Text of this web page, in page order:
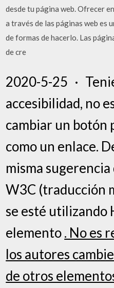
desde tu página web. Ofrecer
a través de las páginas web es
de formas de hacerlo. Las
de cre
2020-5-25 ·
accesibilidad, no
cambiar un botón
como un enlace.
misma sugerencia
W3C (traducción
se esté utilizando
elemento. No es
los autores
de otros